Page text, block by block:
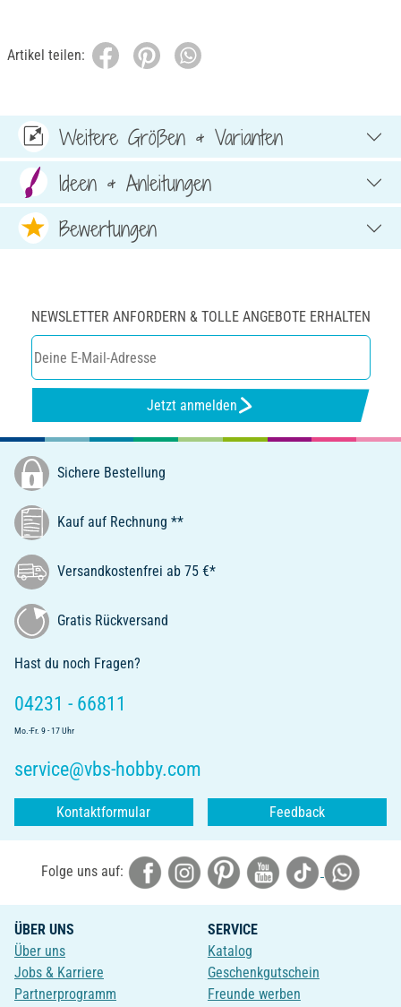
Artikel teilen:
Weitere Größen & Varianten
Ideen & Anleitungen
Bewertungen
NEWSLETTER ANFORDERN & TOLLE ANGEBOTE ERHALTEN
Jetzt anmelden
Sichere Bestellung
Kauf auf Rechnung **
Versandkostenfrei ab 75 €*
Gratis Rückversand
Hast du noch Fragen?
04231 - 66811
Mo.-Fr. 9 - 17 Uhr
service@vbs-hobby.com
Kontaktformular Feedback
Folge uns auf:
ÜBER UNS
Über uns
Jobs & Karriere
Partnerprogramm
SERVICE
Katalog
Geschenkgutschein
Freunde werben